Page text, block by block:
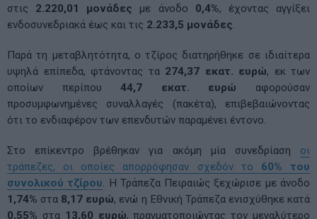
στις 2.220,01 μονάδες με άνοδο 0,4%, έχοντας αγγίξει
ενδοσυνεδριακά έως και τις 2.233,5 μονάδες.
Παρά τη μεταβλητότητα, ο τζίρος διατηρήθηκε σε ιδιαίτερα
υψηλά επίπεδα, φτάνοντας τα 274,37 εκατ. ευρώ, εκ των
οποίων περίπου44,7 εκατ. ευρώ αφορούσαν
προσυμφωνημένες συναλλαγές (πακέτα), επιβεβαιώνοντας
ότι το ενδιαφέρον των επενδυτών παραμένει έντονο.
Στο επίκεντρο βρέθηκαν για ακόμη μία συνεδρίαση οι
τράπεζες, οι οποίες απορρόφησαν σχεδόν το 60% του
συνολικού τζίρου. Η Τράπεζα Πειραιώς ξεχώρισε με άνοδο
1,74% στα 8,17 ευρώ, ενώ η Εθνική Τράπεζα ενισχύθηκε κατά
0,55% στα 13,60 ευρώ, πραγματοποιώντας τον μεγαλύτερο